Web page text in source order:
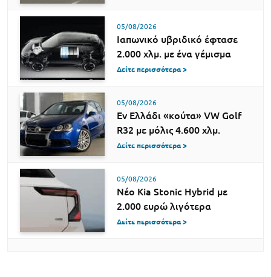
05/08/2026
Ιαπωνικό υβριδικό έφτασε
2.000 χλμ. με ένα γέμισμα
Δείτε περισσότερα >
05/08/2026
Εν Ελλάδι «κούτα» VW Golf
R32 με μόλις 4.600 χλμ.
Δείτε περισσότερα >
05/08/2026
Νέο Kia Stonic Hybrid με
2.000 ευρώ λιγότερα
Δείτε περισσότερα >